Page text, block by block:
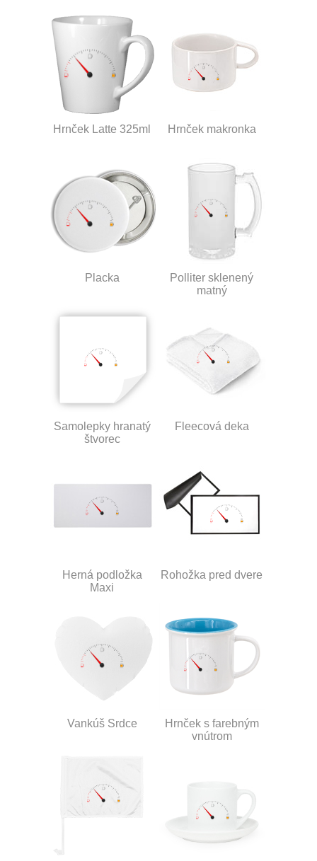
Hrnček Latte 325ml Hrnček makronka
Placka
Polliter sklenený
matný
Samolepky hranatý
štvorec
Fleecová deka
Herná podložka
Maxi
Rohožka pred dvere
Vankúš Srdce
Hrnček s farebným
vnútrom